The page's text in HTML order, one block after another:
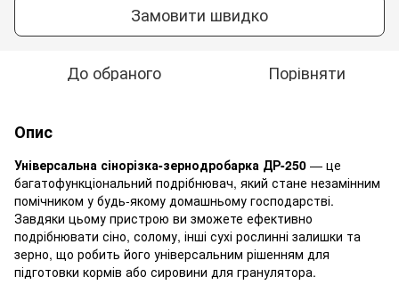
Замовити швидко
До обраного Порівняти
Опис
Універсальна сінорізка-зернодробарка ДР-250 — це
багатофункціональний подрібнювач, який стане незамінним
помічником у будь-якому домашньому господарстві.
Завдяки цьому пристрою ви зможете ефективно
подрібнювати сіно, солому, інші сухі рослинні залишки та
зерно, що робить його універсальним рішенням для
підготовки кормів або сировини для гранулятора.